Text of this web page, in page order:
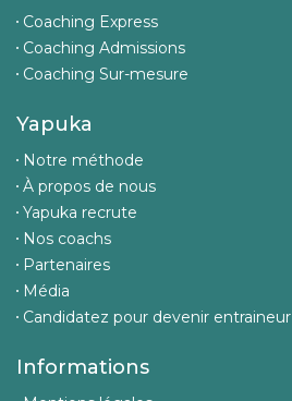
Coaching Express
Coaching Admissions
Coaching Sur-mesure
Yapuka
Notre méthode
À propos de nous
Yapuka recrute
Nos coachs
Partenaires
Média
Candidatez pour devenir entraineur
Informations